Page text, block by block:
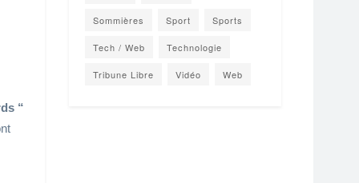
“
Sommières Sport Sports
Tech / Web Technologie
Tribune Libre Vidéo Web